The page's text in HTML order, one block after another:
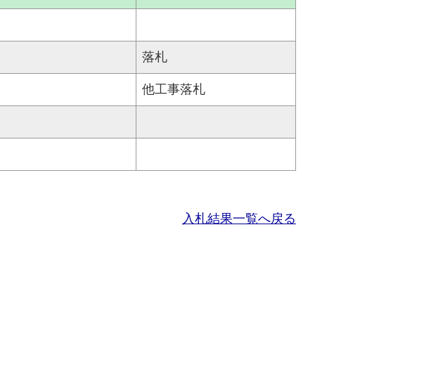
落札
他工事落札
入札結果一覧へ戻る